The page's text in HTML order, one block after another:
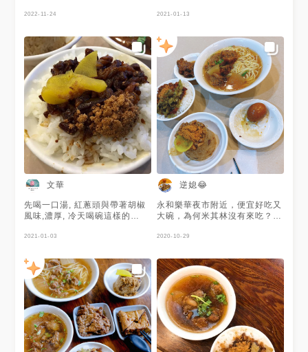
滷肉飯和排骨湯
滷肉飯和排骨湯
2022-11-24 2021-01-13
文華
先喝一口湯, 紅蔥頭與帶著胡椒
風味,濃厚, 冷天喝碗這樣的
飯下去, 哇,這是我喜歡的風格,
問, 在後續下筷中解決; 重味,小
油, 但是不會讓你直接感受, 排
骨酥湯上可沒啥油花, 不管是魯
肉飯還是米糕的飯, 煮的都黏而
不糊,對比海山醬, 在米糕來說,
我喜歡撒上它的胡椒。 回頭解
決尚溫但煮透的排骨酥湯, 雖然
還是覺得湯重味了點, 但這次來
吃米糕、飯湯三套件, 還是很滿
2021-01-03
逆媳😂
永和樂華夜市附近，便宜好吃又
大碗，為何米其林沒有來吃？真
2020-10-29